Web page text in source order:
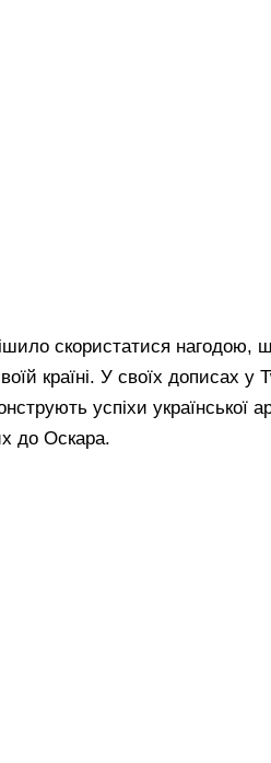
скористатися нагодою,
країні. У своїх дописах у
успіхи української
до Оскара.